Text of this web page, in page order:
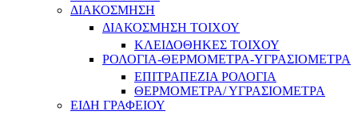
ΔΙΑΚΟΣΜΗΣΗ
ΔΙΑΚΟΣΜΗΣΗ ΤΟΙΧΟΥ
ΚΛΕΙΔΟΘΗΚΕΣ ΤΟΙΧΟΥ
ΡΟΛΟΓΙΑ-ΘΕΡΜΟΜΕΤΡΑ-ΥΓΡΑΣΙΟΜΕΤΡΑ
ΕΠΙΤΡΑΠΕΖΙΑ ΡΟΛΟΓΙΑ
ΘΕΡΜΟΜΕΤΡΑ/ ΥΓΡΑΣΙΟΜΕΤΡΑ
ΕΙΔΗ ΓΡΑΦΕΙΟΥ